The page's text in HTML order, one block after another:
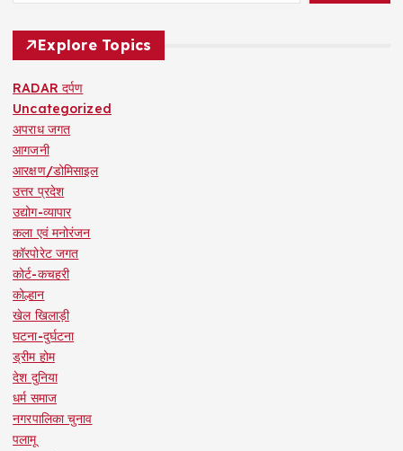
Explore Topics
RADAR दर्पण
Uncategorized
अपराध जगत
आगजनी
आरक्षण/डोमिसाइल
उत्तर प्रदेश
उद्योग-व्यापार
कला एवं मनोरंजन
कॉरपोरेट जगत
कोर्ट-कचहरी
कोल्हान
खेल खिलाड़ी
घटना-दुर्घटना
ड्रीम होम
देश दुनिया
धर्म समाज
नगरपालिका चुनाव
पलामू